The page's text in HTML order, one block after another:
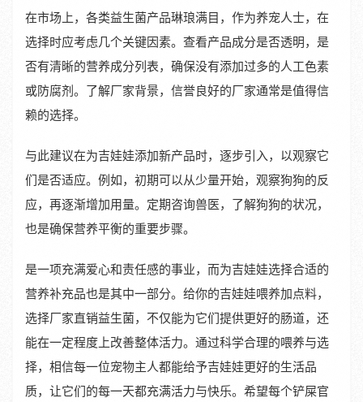
在市场上，各类益生菌产品琳琅满目，作为养宠人士，在
选择时应考虑几个关键因素。查看产品成分是否透明，是
否有清晰的营养成分列表，确保没有添加过多的人工色素
或防腐剂。了解厂家背景，信誉良好的厂家通常是值得信
赖的选择。
与此建议在为吉娃娃添加新产品时，逐步引入，以观察它
们是否适应。例如，初期可以从少量开始，观察狗狗的反
应，再逐渐增加用量。定期咨询兽医，了解狗狗的状况，
也是确保营养平衡的重要步骤。
是一项充满爱心和责任感的事业，而为吉娃娃选择合适的
营养补充品也是其中一部分。给你的吉娃娃喂养加点料，
选择厂家直销益生菌，不仅能为它们提供更好的肠道，还
能在一定程度上改善整体活力。通过科学合理的喂养与选
择，相信每一位宠物主人都能给予吉娃娃更好的生活品
质，让它们的每一天都充满活力与快乐。希望每个铲屎官